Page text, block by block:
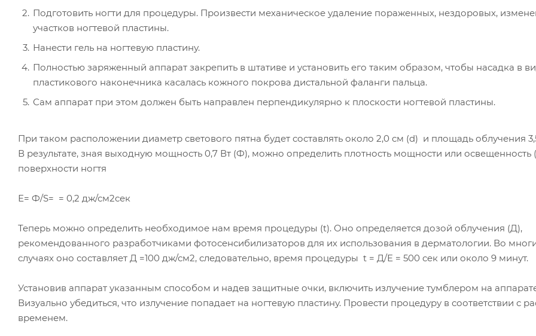
Подготовить ногти для процедуры. Произвести механическое удаление пораженных, нездоровых,
участков ногтевой пластины.
Нанести гель на ногтевую пластину.
Полностью заряженный аппарат закрепить в штативе и установить его таким образом, чтобы насадка в
пластикового наконечника касалась кожного покрова дистальной фаланги пальца.
Сам аппарат при этом должен быть направлен перпендикулярно к плоскости ногтевой пластины.
При таком расположении диаметр светового пятна будет составлять около 2,0 см (d) и площадь облучения
В результате, зная выходную мощность 0,7 Вт (Ф), можно определить плотность мощности или освещенность
поверхности ногтя
Е= Ф/S= = 0,2 дж/см2сек
Теперь можно определить необходимое нам время процедуры (t). Оно определяется дозой облучения (Д),
рекомендованного разработчиками фотосенсибилизаторов для их использования в дерматологии. Во
случаях оно составляет Д =100 дж/см2, следовательно, время процедуры t = Д/Е = 500 сек или около 9 минут.
Установив аппарат указанным способом и надев защитные очки, включить излучение тумблером на
Визуально убедиться, что излучение попадает на ногтевую пластину. Провести процедуру в соответствии с
временем.